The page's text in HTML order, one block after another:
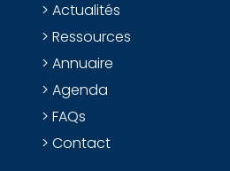
Actualités
Ressources
Annuaire
Agenda
FAQs
Contact